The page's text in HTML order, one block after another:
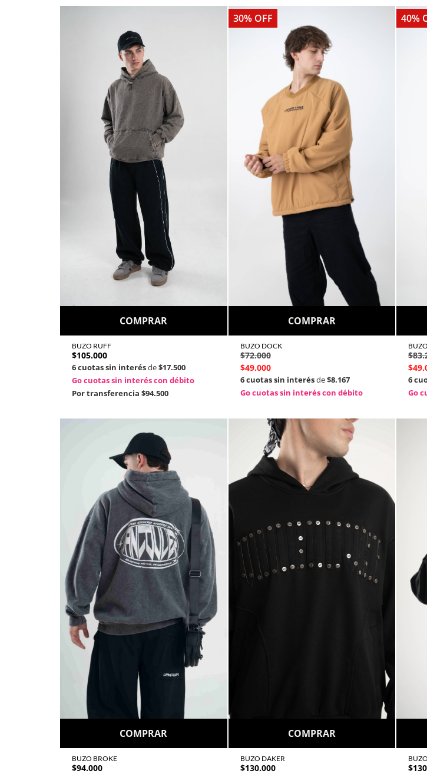
COMPRAR
BUZO RUFF
$105.000
6 cuotas sin interésde$17.500
Go cuotas sin interés con débito
Por transferencia $94.500
30% OFF
COMPRAR
BUZO DOCK
$72.000
$49.000
6 cuotas sin interésde$8.167
Go cuotas sin interés con débito
40%
$
$
6
Go
COMPRAR
BUZO BROKE
$94.000
COMPRAR
BUZO DAKER
$130.000 $
10% OFF EN
📩